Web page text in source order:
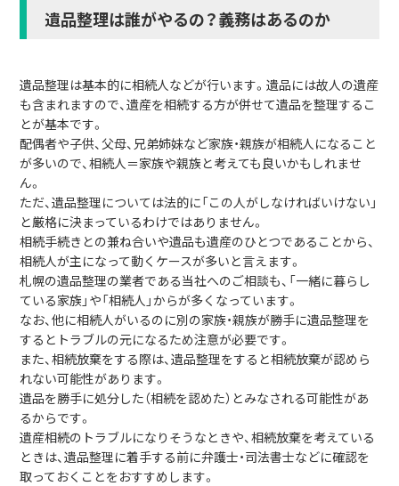
遺品整理は誰がやるの？義務はあるのか
遺品整理は基本的に相続人などが行います。遺品には故人の遺産
も含まれますので、遺産を相続する方が併せて遺品を整理するこ
とが基本です。
配偶者や子供、父母、兄弟姉妹など家族・親族が相続人になること
が多いので、相続人＝家族や親族と考えても良いかもしれませ
ん。
ただ、遺品整理については法的に「この人がしなければいけない」
と厳格に決まっているわけではありません。
相続手続きとの兼ね合いや遺品も遺産のひとつであることから、
相続人が主になって動くケースが多いと言えます。
札幌の遺品整理の業者である当社へのご相談も、「一緒に暮らし
ている家族」や「相続人」からが多くなっています。
なお、他に相続人がいるのに別の家族・親族が勝手に遺品整理を
するとトラブルの元になるため注意が必要です。
また、相続放棄をする際は、遺品整理をすると相続放棄が認めら
れない可能性があります。
遺品を勝手に処分した（相続を認めた）とみなされる可能性があ
るからです。
遺産相続のトラブルになりそうなときや、相続放棄を考えている
ときは、遺品整理に着手する前に弁護士・司法書士などに確認を
取っておくことをおすすめします。